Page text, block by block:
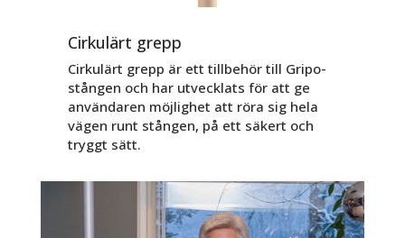
Cirkulärt grepp
Cirkulärt grepp är ett tillbehör till Gripo-
stången och har utvecklats för att ge
användaren möjlighet att röra sig hela
vägen runt stången, på ett säkert och
tryggt sätt.